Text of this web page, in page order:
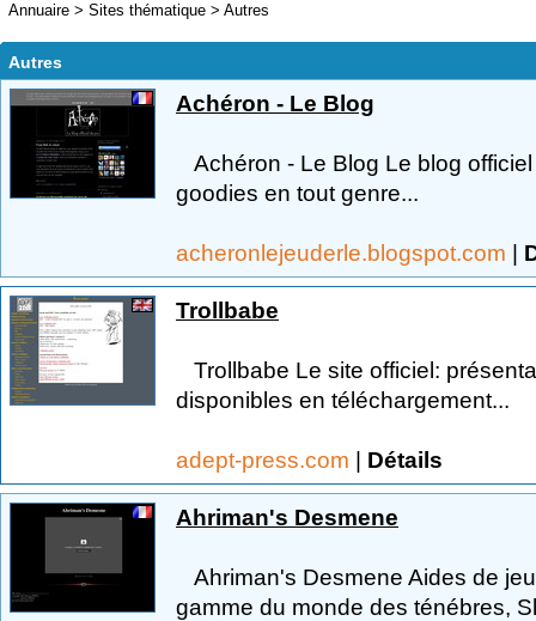
Annuaire > Sites thématique > Autres
Autres
Achéron - Le Blog
Achéron - Le Blog Le blog
goodies en tout genre...
acheronlejeuderle.blogspot.com |
Trollbabe
Trollbabe Le site officiel:
disponibles en téléchargement...
adept-press.com | Détails
Ahriman's Desmene
Ahriman's Desmene Aides de
gamme du monde des ténébres,